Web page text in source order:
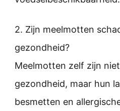
2. Zijn meelmotten
gezondheid?
Meelmotten zelf zijn
gezondheid, maar hun
besmetten en